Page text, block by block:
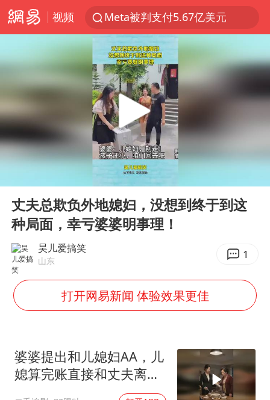
视频
Meta被判支付5.67亿美元
47岁妈妈突然产女 26岁女儿：很震惊
阿根廷足协发文力挺因凡蒂诺
中国稀土盘中涨停
21楼高空抛物嫌疑人被拘留
男子杀人后逃进深山21年活得像野人
台风白海豚最新路径研判来了
我国编制完成新版全月地质图
男子结婚8年发现3个女儿均非亲生
奋进开新局 实干挑大梁
Play
丈夫总欺负外地媳妇，没想到终于到这
种局面，幸亏婆婆明事理！
昊儿爱搞笑
山东 1
打开网易新闻 体验效果更佳
婆婆提出和儿媳妇AA，儿
媳算完账直接和丈夫离